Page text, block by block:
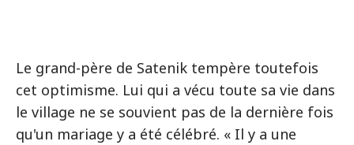
Le grand-père de Satenik tempère toutefois
cet optimisme. Lui qui a vécu toute sa vie dans
le village ne se souvient pas de la dernière fois
qu'un mariage y a été célébré. « Il y a une